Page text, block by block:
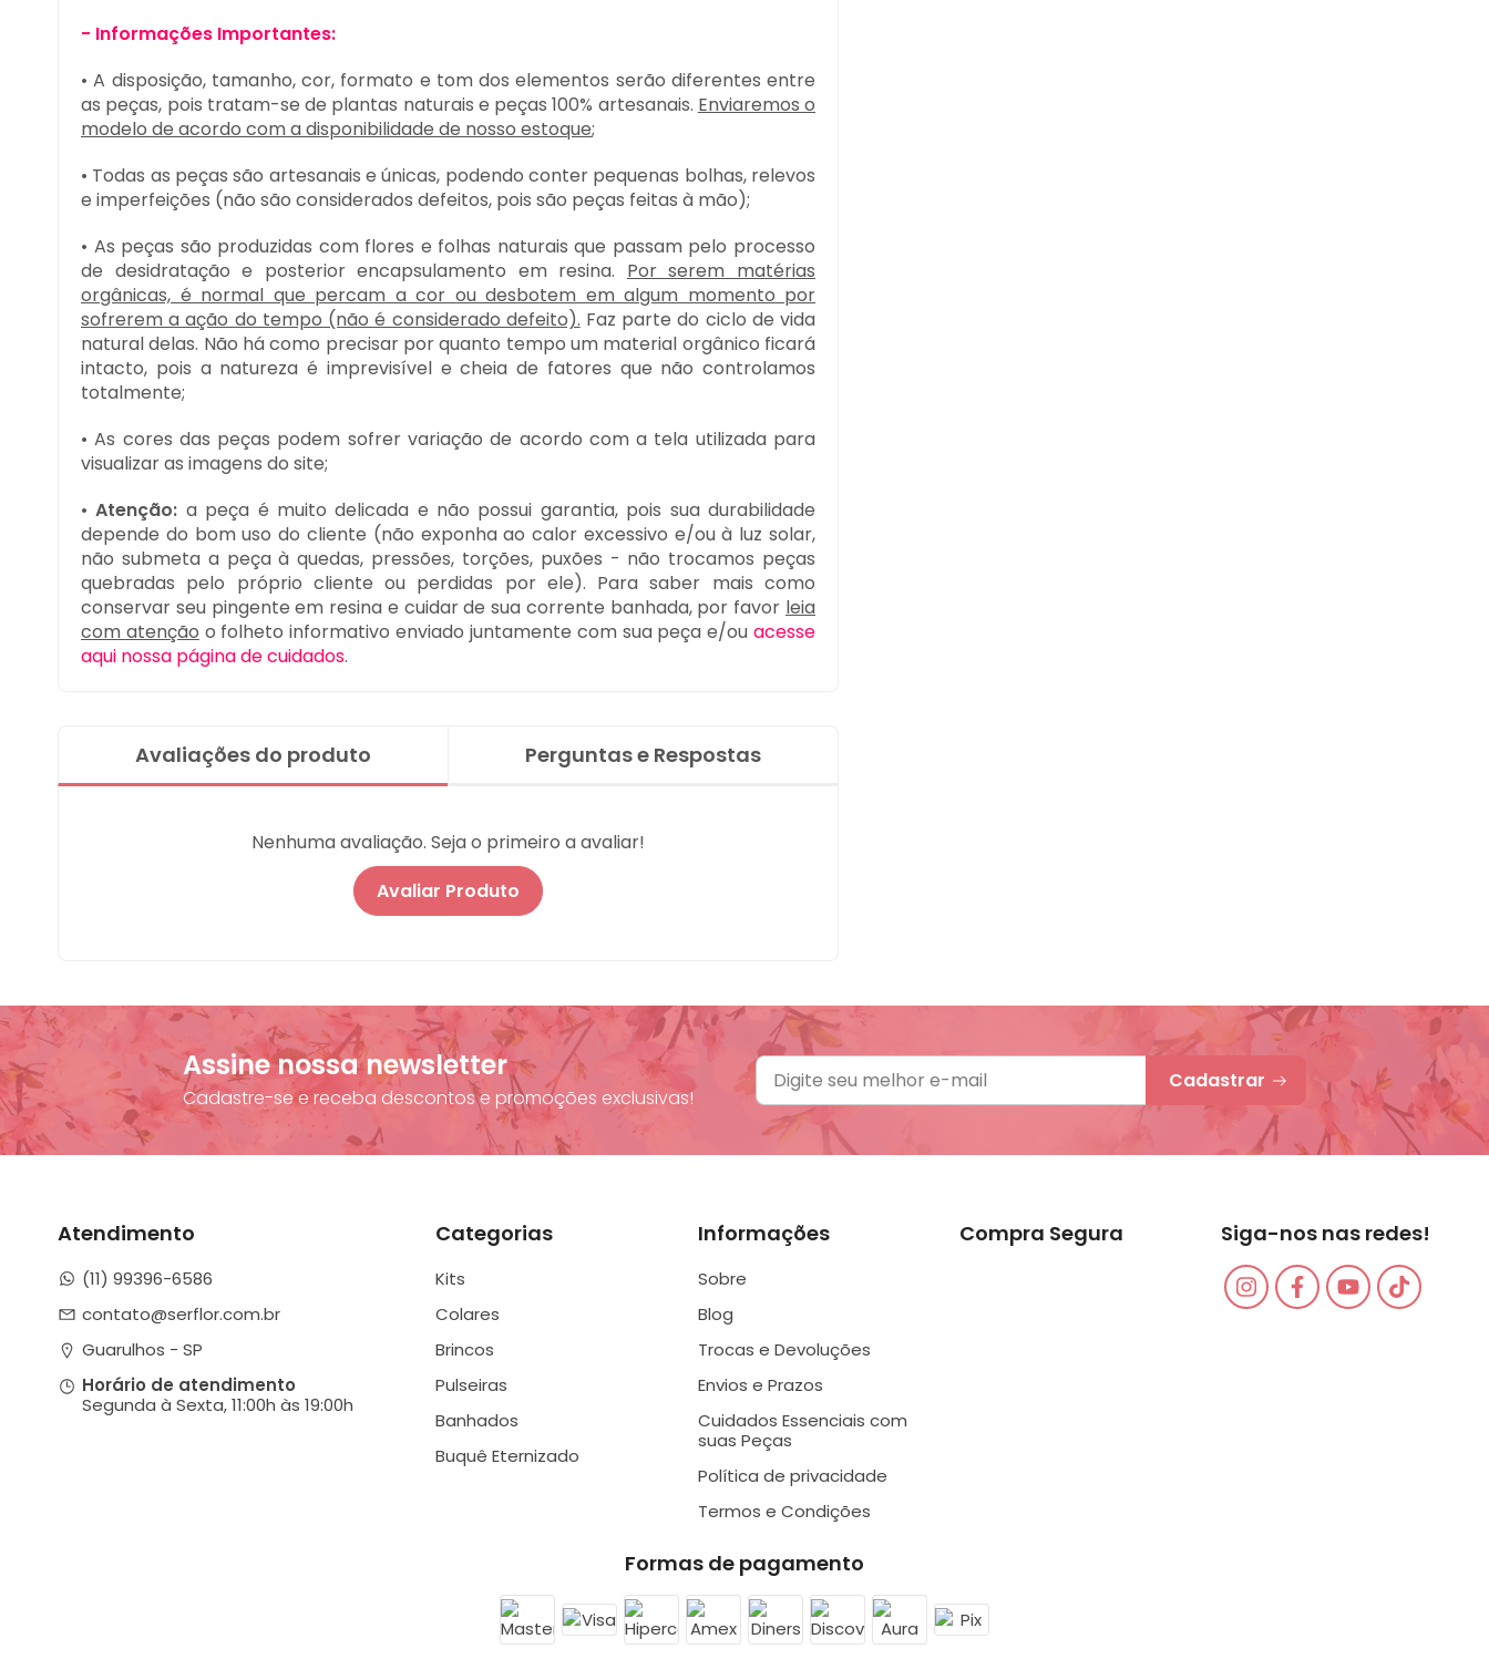
- Informações Importantes:
• A disposição, tamanho, cor, formato e tom dos elementos serão diferentes entre
as peças, pois tratam-se de plantas naturais e peças 100% artesanais. Enviaremos o
modelo de acordo com a disponibilidade de nosso estoque;
• Todas as peças são artesanais e únicas, podendo conter pequenas bolhas, relevos
e imperfeições (não são considerados defeitos, pois são peças feitas à mão);
• As peças são produzidas com flores e folhas naturais que passam pelo processo
de desidratação e posterior encapsulamento em resina. Por serem matérias
orgânicas, é normal que percam a cor ou desbotem em algum momento por
sofrerem a ação do tempo (não é considerado defeito). Faz parte do ciclo de vida
natural delas. Não há como precisar por quanto tempo um material orgânico ficará
intacto, pois a natureza é imprevisível e cheia de fatores que não controlamos
totalmente;
• As cores das peças podem sofrer variação de acordo com a tela utilizada para
visualizar as imagens do site;
•Atenção: a peça é muito delicada e não possui garantia, pois sua durabilidade
depende do bom uso do cliente (não exponha ao calor excessivo e/ou à luz solar,
não submeta a peça à quedas, pressões, torções, puxões - não trocamos peças
quebradas pelo próprio cliente ou perdidas por ele). Para saber mais como
conservar seu pingente em resina e cuidar de sua corrente banhada, por favor leia
com atenção o folheto informativo enviado juntamente com sua peça e/ouacesse
aqui nossa página de cuidados.
Avaliações do produto Perguntas e Respostas
Nenhuma avaliação. Seja o primeiro a avaliar!
Avaliar Produto
Assine nossa newsletter
Cadastre-se e receba descontos e promoções exclusivas!
Cadastrar
Categorias
Kits
Colares
Brincos
Pulseiras
Banhados
Buquê Eternizado
Informações
Sobre
Blog
Trocas e Devoluções
Envios e Prazos
Cuidados Essenciais com
suas Peças
Política de privacidade
Termos e Condições
Compra Segura
Atendimento
(11) 99396-6586
contato@serflor.com.br
Guarulhos - SP
Horário de atendimento
Segunda à Sexta, 11:00h às 19:00h
Siga-nos nas redes!
Formas de pagamento